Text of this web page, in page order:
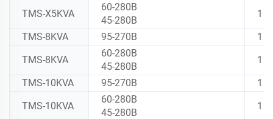
TMS-X5KVA
60-280В
45-280В
1
TMS-8KVA
95-270В
1
TMS-8KVA
60-280В
45-280В
1
TMS-10KVA
95-270В
1
TMS-10KVA
60-280В
45-280В
1